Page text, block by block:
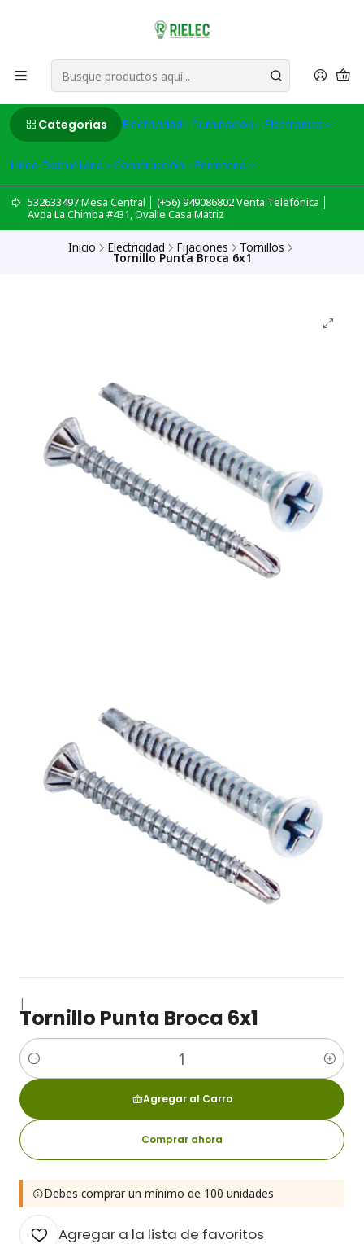
Categorías Electricidad Iluminación Electronica
Linea Domiciliaria Construcción Ferreteria
532633497 Mesa Central │ (+56) 949086802 Venta Telefónica │
Avda La Chimba #431, Ovalle Casa Matriz
Inicio Electricidad Fijaciones Tornillos
Tornillo Punta Broca 6x1
|
Tornillo Punta Broca 6x1
Cantidad
Agregar al Carro
Comprar ahora
Debes comprar un mínimo de 100 unidades
Agregar a la lista de favoritos